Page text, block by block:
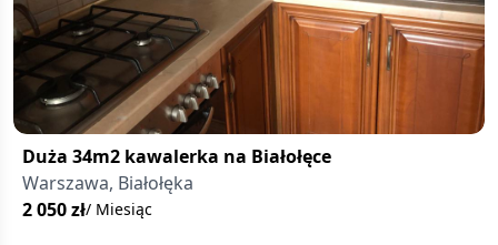
Duża 34m2 kawalerka na Białołęce
Warszawa, Białołęka
2 050zł/ Miesiąc